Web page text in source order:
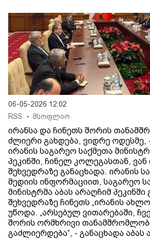
06-05-2026 12:02
RSS
• მსოფლიო
ირანსა და ჩინეთს შორის
ძლიერი გახდება, ვიდრე ოდესმე, -
ირანის საგარეო საქმეთა
პეკინში, ჩინელ კოლეგასთან, ვან
შეხვედრაზე განაცხადა. ირანის
მედიის ინფორმაციით, საგარეო
მინისტრმა აბას არაღჩიმ
შეხვედრაზე ჩინეთს „ირანის
უწოდა. „არსებულ ვითარებაში,
შორის ორმხრივი
გაძლიერდება“, - განაცხადა აბას